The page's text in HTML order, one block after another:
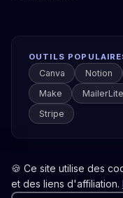
OUTILS
Canva Notion
Make
MailerLite
Stripe
© 2026 Boîte à
🍪 Ce site utilise des
et des liens d'affiliation.